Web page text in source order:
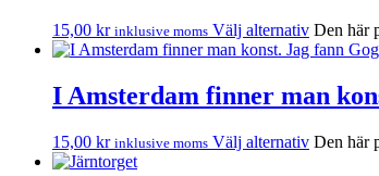
15,00 kr inklusive moms Välj alternativ Den här
I Amsterdam finner man
15,00 kr inklusive moms Välj alternativ Den här